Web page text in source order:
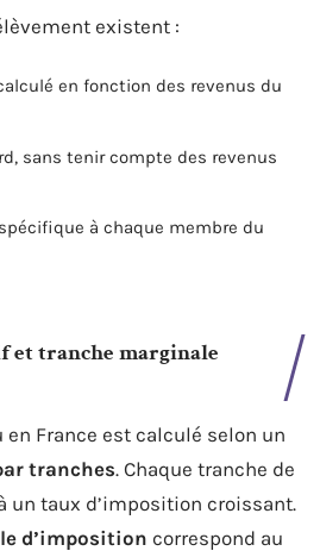
existent :
en fonction des revenus du
sans tenir compte des revenus
à chaque membre du
et tranche marginale
en France est calculé selon un
tranches. Chaque tranche de
un taux d’imposition croissant.
d’imposition correspond au